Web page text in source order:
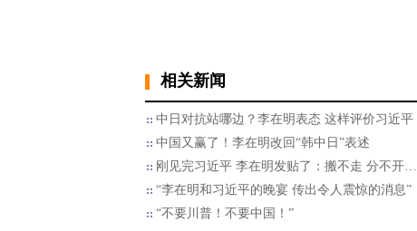
相关新闻
中日对抗站哪边？李在明表态 这样评价习近平
中国又赢了！李在明改回“韩中日”表述
刚见完习近平 李在明发贴了：搬不走 分不开…
“李在明和习近平的晚宴 传出令人震惊的消息”
“不要川普！不要中国！”